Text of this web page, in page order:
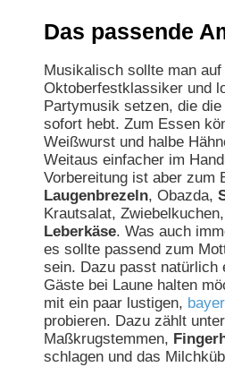
Das passende
Musikalisch sollte man auf
Oktoberfestklassiker und
Partymusik setzen, die
sofort hebt. Zum Essen
Weißwurst und halbe
Weitaus einfacher im
Vorbereitung ist aber zum
Laugenbrezeln, Obazda,
Krautsalat,
Leberkäse. Was auch
es sollte passend zum
sein. Dazu passt natürlich
Gäste bei Laune halten
mit ein paar lustigen,
probieren. Dazu zählt
Maßkrugstemmen,
schlagen und das